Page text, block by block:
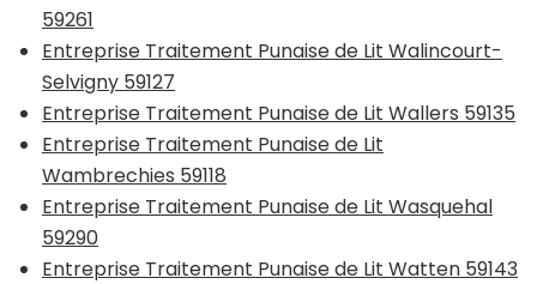
59261
Entreprise Traitement Punaise de Lit Walincourt-
Selvigny 59127
Entreprise Traitement Punaise de Lit Wallers 59135
Entreprise Traitement Punaise de Lit
Wambrechies 59118
Entreprise Traitement Punaise de Lit Wasquehal
59290
Entreprise Traitement Punaise de Lit Watten 59143